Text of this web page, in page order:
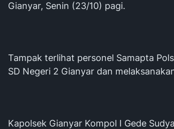
Gianyar, Senin (23/10) pagi.
Tampak terlihat personel Samapta
SD Negeri 2 Gianyar dan
Kapolsek Gianyar Kompol I Gede